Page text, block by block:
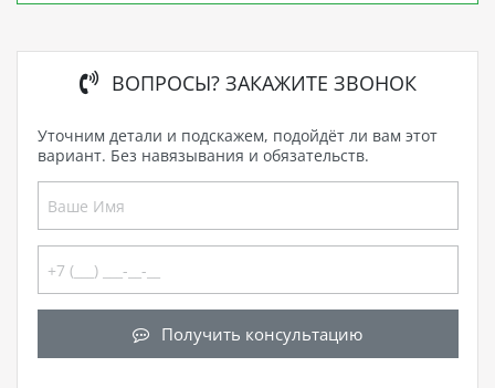
ВОПРОСЫ? ЗАКАЖИТЕ ЗВОНОК
Уточним детали и подскажем, подойдёт ли вам этот
вариант. Без навязывания и обязательств.
Получить консультацию